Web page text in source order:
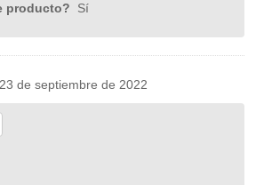
producto? Sí
de septiembre de 2022